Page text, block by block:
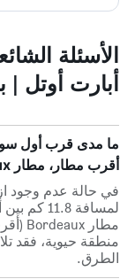
الأسئلة
أبارت أوتل |
ما مدى قرب أول
أقرب مطار، مطار Bordeaux؟
في حالة عدم وجود
لمسافة
منطقة حيوية، فقد
الطرق.